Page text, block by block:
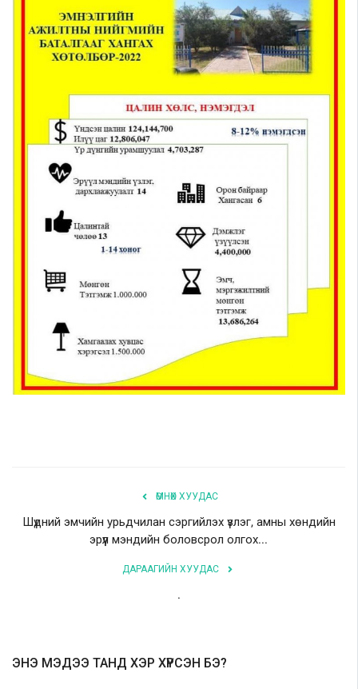
Шилэн данс
ӨМНӨХ ХУУДАС
Шүдний эмчийн урьдчилан сэргийлэх үзлэг, амны хөндийн
эрүүл мэндийн боловсрол олгох...
ДАРААГИЙН ХУУДАС
.
ЭНЭ МЭДЭЭ ТАНД ХЭР ХҮРСЭН БЭ?